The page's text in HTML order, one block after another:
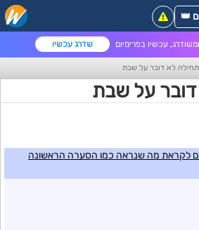
עכשיו בפרימיום שדרג עכשיו
👑
לא דובר על שבת
על שבת
לקראת מה שנראה כמו הסערה הראשונה